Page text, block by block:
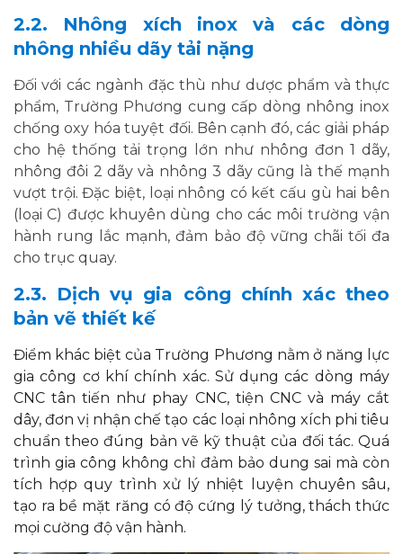
2.2. Nhông xích inox và các dòng
nhông nhiều dãy tải nặng
Đối với các ngành đặc thù như dược phẩm và thực
phẩm, Trường Phương cung cấp dòng nhông inox
chống oxy hóa tuyệt đối. Bên cạnh đó, các giải pháp
cho hệ thống tải trọng lớn như nhông đơn 1 dãy,
nhông đôi 2 dãy và nhông 3 dãy cũng là thế mạnh
vượt trội. Đặc biệt, loại nhông có kết cấu gù hai bên
(loại C) được khuyên dùng cho các môi trường vận
hành rung lắc mạnh, đảm bảo độ vững chãi tối đa
cho trục quay.
2.3. Dịch vụ gia công chính xác theo
bản vẽ thiết kế
Điểm khác biệt của Trường Phương nằm ở năng lực
gia công cơ khí chính xác. Sử dụng các dòng máy
CNC tân tiến như phay CNC, tiện CNC và máy cắt
dây, đơn vị nhận chế tạo các loại nhông xích phi tiêu
chuẩn theo đúng bản vẽ kỹ thuật của đối tác. Quá
trình gia công không chỉ đảm bảo dung sai mà còn
tích hợp quy trình xử lý nhiệt luyện chuyên sâu,
tạo ra bề mặt răng có độ cứng lý tưởng, thách thức
mọi cường độ vận hành.